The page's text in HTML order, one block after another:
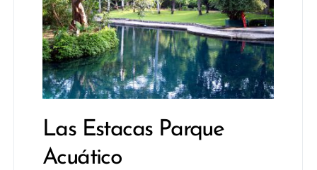
Las Estacas Parque
Acuático